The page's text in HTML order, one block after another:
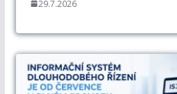
29.7.2026